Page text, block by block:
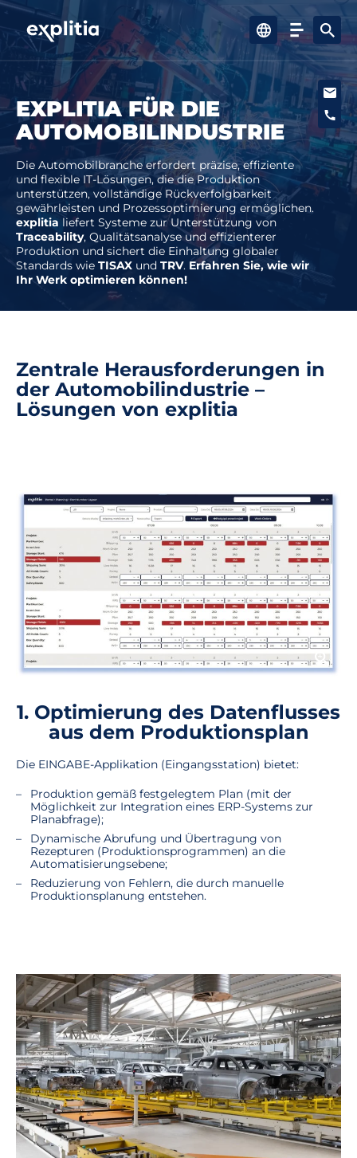
Angebot
Infos
Wissensbereich
Kontakt
EXPLITIA FÜR DIE
AUTOMOBILINDUSTRIE
Die Automobilbranche erfordert präzise, effiziente
und flexible IT-Lösungen, die die Produktion
unterstützen, vollständige Rückverfolgbarkeit
gewährleisten und Prozessoptimierung ermöglichen.
explitia liefert Systeme zur Unterstützung von
Traceability, Qualitätsanalyse und effizienterer
Produktion und sichert die Einhaltung globaler
Standards wie TISAX und TRV. Erfahren Sie, wie wir
Ihr Werk optimieren können!
Zentrale Herausforderungen in
der Automobilindustrie –
Lösungen von explitia
1. Optimierung des Datenflusses
aus dem Produktionsplan
Die EINGABE-Applikation (Eingangsstation) bietet:
Produktion gemäß festgelegtem Plan (mit der
Möglichkeit zur Integration eines ERP-Systems zur
Planabfrage);
Dynamische Abrufung und Übertragung von
Rezepturen (Produktionsprogrammen) an die
Automatisierungsebene;
Reduzierung von Fehlern, die durch manuelle
Produktionsplanung entstehen.